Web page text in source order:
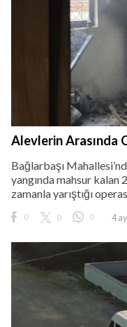
Saklıdır.
Alevlerin Arasında
Bağlarbaşı
yangında mahsur
zamanla yarıştığı
0 0 0 4